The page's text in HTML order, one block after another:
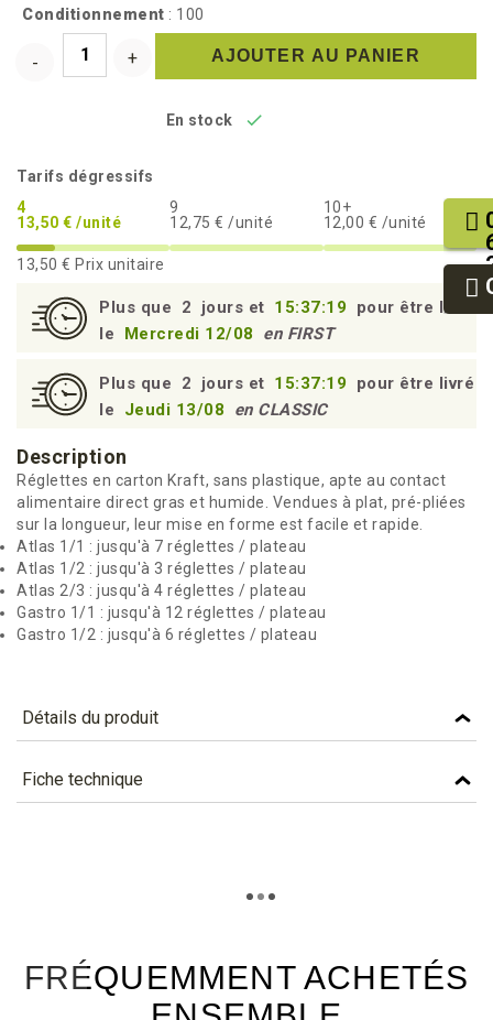
Conditionnement : 100
AJOUTER AU PANIER
En stock 
Tarifs dégressifs
4
13,50 € /unité
9
12,75 € /unité
10+
12,00 € /unité
13,50 € Prix unitaire
Plus que 2 jours et 15:37:18 pour être livré
le
Mercredi 12/08 en FIRST
Plus que 2 jours et 15:37:18 pour être livré
le
Jeudi 13/08 en CLASSIC
Description
Réglettes en carton Kraft, sans plastique, apte au contact
alimentaire direct gras et humide. Vendues à plat, pré-pliées
sur la longueur, leur mise en forme est facile et rapide.
Atlas 1/1 : jusqu'à 7 réglettes / plateau
Atlas 1/2 : jusqu'à 3 réglettes / plateau
Atlas 2/3 : jusqu'à 4 réglettes / plateau
Gastro 1/1 : jusqu'à 12 réglettes / plateau
Gastro 1/2 : jusqu'à 6 réglettes / plateau
Détails du produit
Référence REG250
Caractéristiques
Lettre Planetscore B - En savoir plus...
Fiche technique
FRÉQUEMMENT ACHETÉS